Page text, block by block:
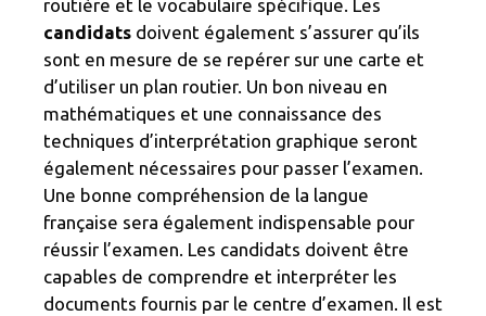
routière et le vocabulaire spécifique. Les
candidats doivent également s’assurer qu’ils
sont en mesure de se repérer sur une carte et
d’utiliser un plan routier. Un bon niveau en
mathématiques et une connaissance des
techniques d’interprétation graphique seront
également nécessaires pour passer l’examen.
Une bonne compréhension de la langue
française sera également indispensable pour
réussir l’examen. Les candidats doivent être
capables de comprendre et interpréter les
documents fournis par le centre d’examen. Il est